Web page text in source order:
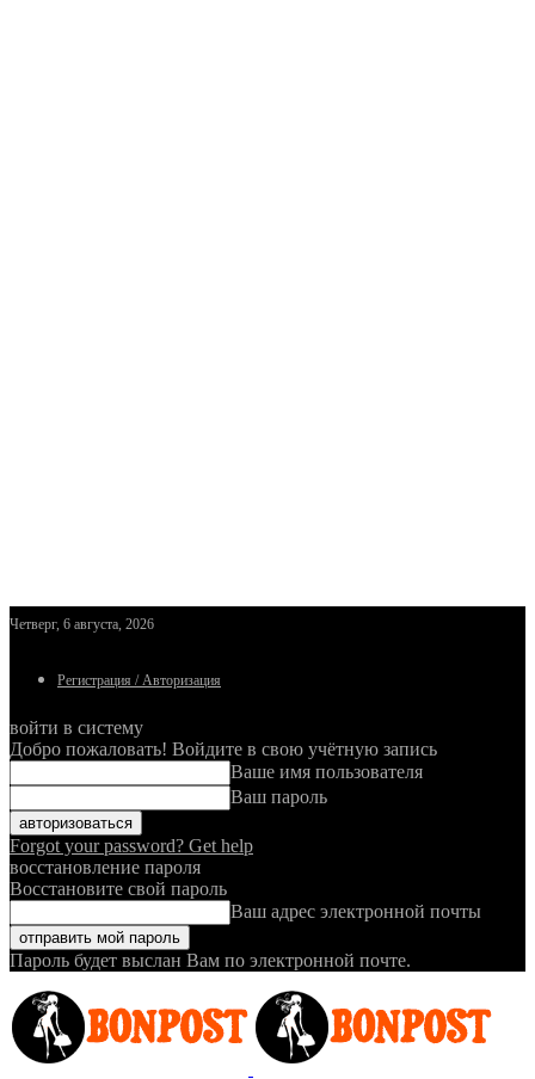
Четверг, 6 августа, 2026
Регистрация / Авторизация
войти в систему
Добро пожаловать! Войдите в свою учётную запись
Ваше имя пользователя
Ваш пароль
Forgot your password? Get help
восстановление пароля
Восстановите свой пароль
Ваш адрес электронной почты
Пароль будет выслан Вам по электронной почте.